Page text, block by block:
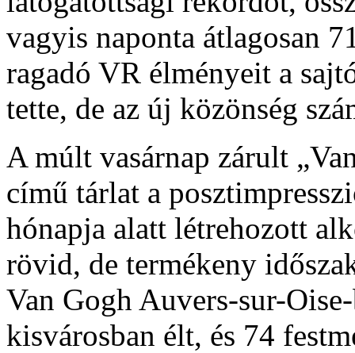
vagyis naponta átlagosan
ragadó VR élményeit a
tette, de az új közönség
A múlt vasárnap zárult
című tárlat a
hónapja alatt létrehozott
rövid, de termékeny
Van Gogh Auvers-sur-
kisvárosban élt, és 74